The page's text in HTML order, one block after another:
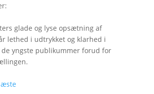
:
glade og lyse opsætning af
lethed i udtrykket og klarhed i
yngste publikummer forud for